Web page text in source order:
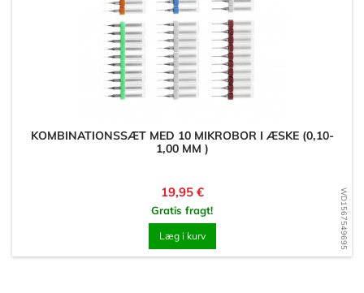
WD1567549695
KOMBINATIONSSÆT MED 10 MIKROBOR I ÆSKE (0,10-
1,00 MM )
Pris
19,95 €
Gratis fragt!
Læg i kurv